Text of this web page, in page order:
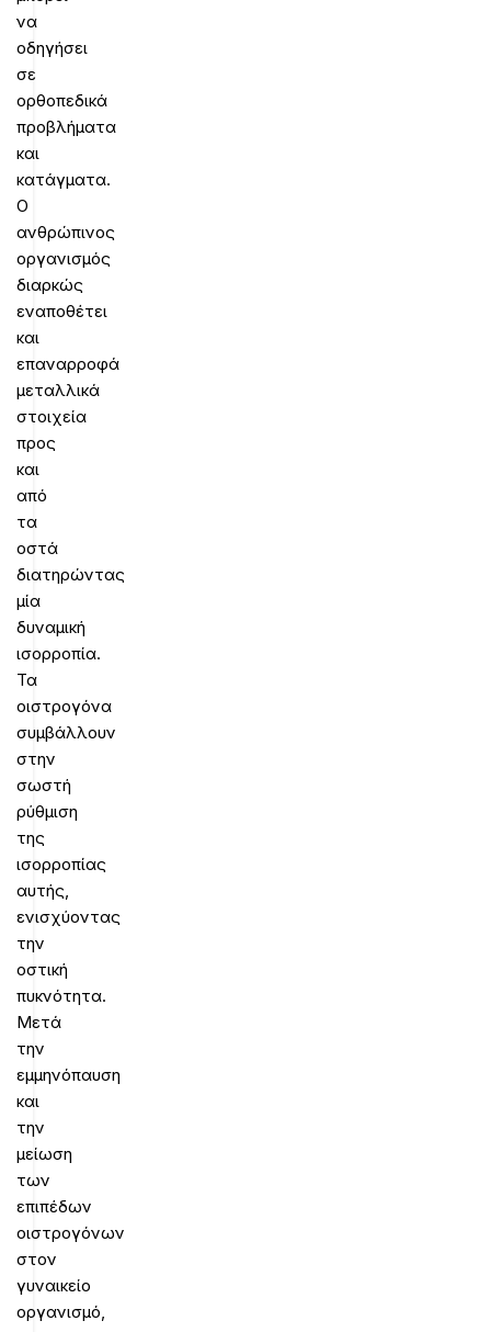
να
οδηγήσει
σε
ορθοπεδικά
προβλήματα
και
κατάγματα.
Ο
ανθρώπινος
οργανισμός
διαρκώς
εναποθέτει
και
επαναρροφά
μεταλλικά
στοιχεία
προς
και
από
τα
οστά
διατηρώντας
μία
δυναμική
ισορροπία.
Τα
οιστρογόνα
συμβάλλουν
στην
σωστή
ρύθμιση
της
ισορροπίας
αυτής,
ενισχύοντας
την
οστική
πυκνότητα.
Μετά
την
εμμηνόπαυση
και
την
μείωση
των
επιπέδων
οιστρογόνων
στον
γυναικείο
οργανισμό,